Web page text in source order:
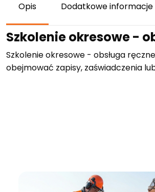
Opis Dodatkowe informacje
Szkolenie okresowe -
Szkolenie okresowe - obsługa
obejmować zapisy, zaświadczenia